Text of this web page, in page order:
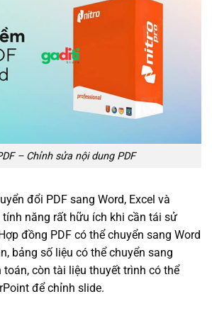
– Chỉnh sửa nội dung PDF
đổi PDF sang Word, Excel và
tính năng rất hữu ích khi cần tái sử
đồng PDF có thể chuyển sang Word
bảng số liệu có thể chuyển sang
toán, còn tài liệu thuyết trình có thể
để chỉnh slide.